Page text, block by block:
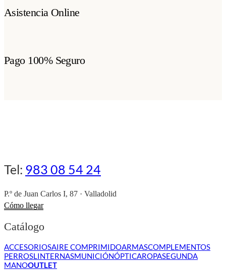
Asistencia Online
Pago 100% Seguro
Tel: 983 08 54 24
P.º de Juan Carlos I, 87 · Valladolid
Cómo llegar
Catálogo
ACCESORIOSAIRE COMPRIMIDOARMASCOMPLEMENTOS
PERROSLINTERNASMUNICIÓNÓPTICAROPASEGUNDA
MANOOUTLET